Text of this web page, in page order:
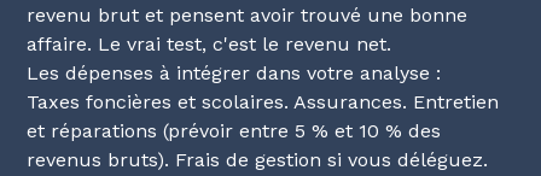
revenu brut et pensent avoir trouvé une bonne
affaire. Le vrai test, c'est le revenu net.
Les dépenses à intégrer dans votre analyse :
Taxes foncières et scolaires. Assurances. Entretien
et réparations (prévoir entre 5 % et 10 % des
revenus bruts). Frais de gestion si vous déléguez.